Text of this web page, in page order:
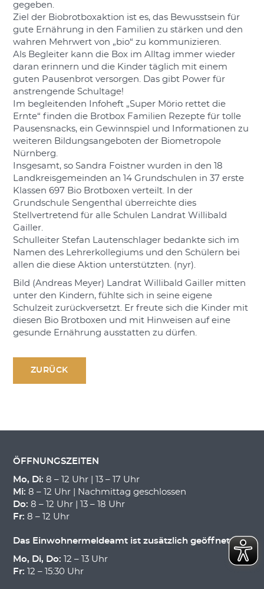
gegeben.
Ziel der Biobrotboxaktion ist es, das Bewusstsein für
gute Ernährung in den Familien zu stärken und den
wahren Mehrwert von „bio“ zu kommunizieren.
Als Begleiter kann die Box im Alltag immer wieder
daran erinnern und die Kinder täglich mit einem
guten Pausenbrot versorgen. Das gibt Power für
anstrengende Schultage!
Im begleitenden Infoheft „Super Mörio rettet die
Ernte“ finden die Brotbox Familien Rezepte für tolle
Pausensnacks, ein Gewinnspiel und Informationen zu
weiteren Bildungsangeboten der Biometropole
Nürnberg.
Insgesamt, so Sandra Foistner wurden in den 18
Landkreisgemeinden an 14 Grundschulen in 37 erste
Klassen 697 Bio Brotboxen verteilt. In der
Grundschule Sengenthal überreichte dies
Stellvertretend für alle Schulen Landrat Willibald
Gailler.
Schulleiter Stefan Lautenschlager bedankte sich im
Namen des Lehrerkollegiums und den Schülern bei
allen die diese Aktion unterstützten. (nyr).
Bild (Andreas Meyer) Landrat Willibald Gailler mitten
unter den Kindern, fühlte sich in seine eigene
Schulzeit zurückversetzt. Er freute sich die Kinder mit
diesen Bio Brotboxen und mit Hinweisen auf eine
gesunde Ernährung ausstatten zu dürfen.
ZURÜCK
ÖFFNUNGSZEITEN
Mo, Di: 8 – 12 Uhr | 13 – 17 Uhr
Mi: 8 – 12 Uhr | Nachmittag geschlossen
Do: 8 – 12 Uhr | 13 – 18 Uhr
Fr: 8 – 12 Uhr
Das Einwohnermeldeamt ist zusätzlich geöffnet:
Mo, Di, Do: 12 – 13 Uhr
Fr: 12 – 15:30 Uhr